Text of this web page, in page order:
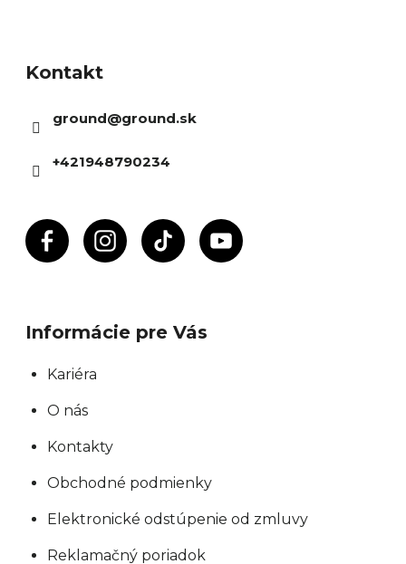
Kontakt
ground@ground.sk
+421948790234
Informácie pre Vás
Kariéra
O nás
Kontakty
Obchodné podmienky
Elektronické odstúpenie od zmluvy
Reklamačný poriadok